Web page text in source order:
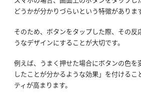
どうかが分かりづらいという特徴がありま
そのため、ボタンをタップした際、その反
うなデザインにすることが大切です。
例えば、うまく押せた場合にボタンの色を
したことが分かるような効果」を付けるこ
ティが高まります。